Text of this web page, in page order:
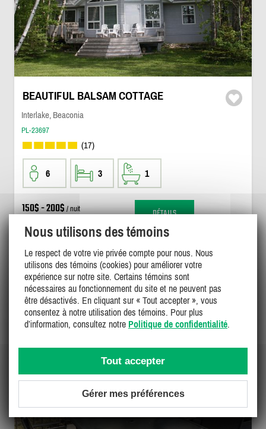
BEAUTIFUL BALSAM COTTAGE
Interlake, Beaconia
PL-23697
(17)
6 3 1
150$ - 200$/ nuit DÉTAILS
Nous utilisons des témoins
Le respect de votre vie privée compte pour nous. Nous
utilisons des témoins (cookies) pour améliorer votre
expérience sur notre site. Certains témoins sont
nécessaires au fonctionnement du site et ne peuvent pas
être désactivés. En cliquant sur « Tout accepter », vous
consentez à notre utilisation des témoins. Pour plus
d’information, consultez notre Politique de confidentialité.
Tout accepter
Gérer mes préférences